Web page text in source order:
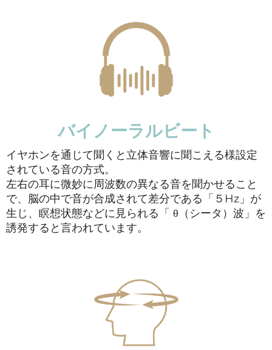
バイノーラルビート
イヤホンを通じて聞くと立体音響に聞こえる様設定
されている音の方式。
左右の耳に微妙に周波数の異なる音を聞かせること
で、脳の中で音が合成されて差分である「５Hz」が
生じ、瞑想状態などに見られる「 θ（シータ）波」を
誘発すると言われています。